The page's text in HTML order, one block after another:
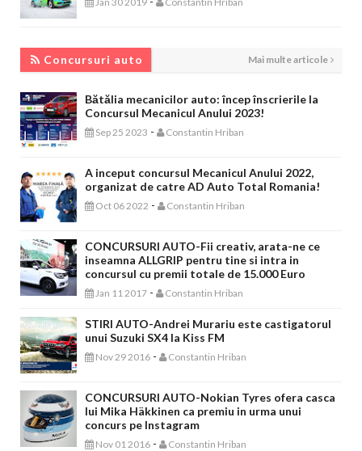
Concursuri auto Mai multe articole
Bătălia mecanicilor auto: încep înscrierile la
Concursul Mecanicul Anului 2023!
Sep 25 2023 - Constantin Hriban
A inceput concursul Mecanicul Anului 2022,
organizat de catre AD Auto Total Romania!
Oct 06 2022 - Constantin Hriban
CONCURSURI AUTO-Fii creativ, arata-ne ce
inseamna ALLGRIP pentru tine si intra in
concursul cu premii totale de 15.000 Euro
Jan 11 2017 - Constantin Hriban
STIRI AUTO-Andrei Murariu este castigatorul
unui Suzuki SX4 la Kiss FM
Nov 29 2016 - Constantin Hriban
CONCURSURI AUTO-Nokian Tyres ofera casca
lui Mika Häkkinen ca premiu in urma unui
concurs pe Instagram
Nov 01 2016 - Constantin Hriban